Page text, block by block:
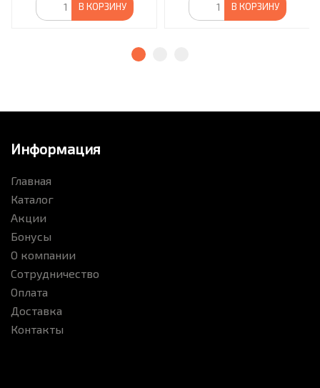
В КОРЗИНУ В КОРЗИНУ
Информация
Главная
Каталог
Акции
Бонусы
О компании
Сотрудничество
Оплата
Доставка
Контакты